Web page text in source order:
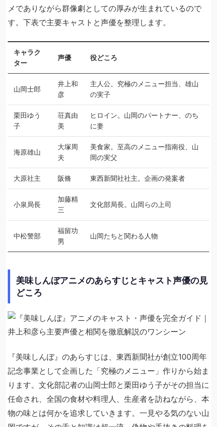
メでありながら群像劇としての厚みが生まれているので
す。下表で主要キャストと声優を整理します。
キャラク
ター
声優 役どころ
山岡士郎
井上和
彦
主人公。究極のメニュー担当、雄山
の実子
栗田ゆう
子
荘真由
美
ヒロイン。山岡のパートナー、のち
に妻
海原雄山
大塚周
夫
美食家。至高のメニュー指南役、山
岡の実父
大原社主 阪脩 東西新聞社社主。企画の発案者
小泉局長
加藤精
三
文化部局長。山岡らの上司
中松警部
福留功
男
山岡たちと関わる人物
美味しんぼアニメのあらすじとキャスト声優の見
どころ
『美味しんぼ』のあらすじは、東西新聞社が創立100周年
記念事業として企画した「究極のメニュー」作りから始ま
ります。文化部記者の山岡士郎と栗田ゆう子がその担当に
任命され、全国の食材や料理人、生産者を訪ねながら、本
物の味とは何かを追求していきます。一見やる気のない山